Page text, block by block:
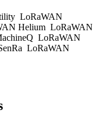
LoRaWAN
Helium LoRaWAN
LoRaWAN
LoRaWAN